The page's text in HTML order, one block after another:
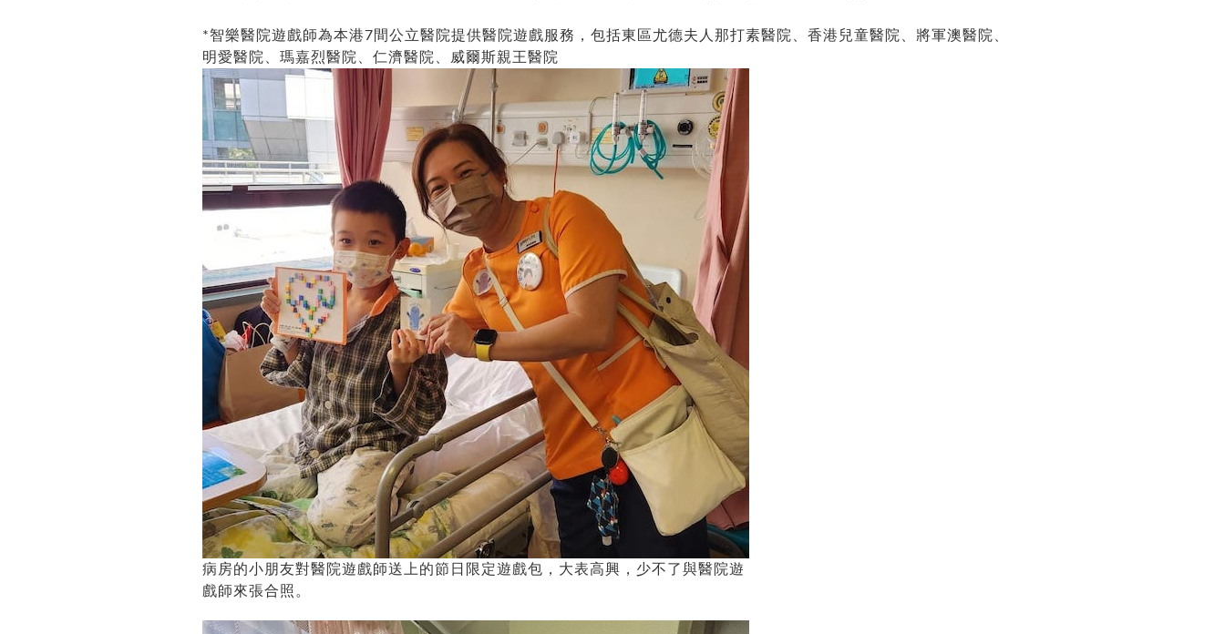
*智樂醫院遊戲師為本港7間公立醫院提供醫院遊戲服務，包括東區尤德夫人那打素醫院、香港兒童醫院、將軍澳醫院、
明愛醫院、瑪嘉烈醫院、仁濟醫院、威爾斯親王醫院
病房的小朋友對醫院遊戲師送上的節日限定遊戲包，大表高興，少不了與醫院遊
戲師來張合照。